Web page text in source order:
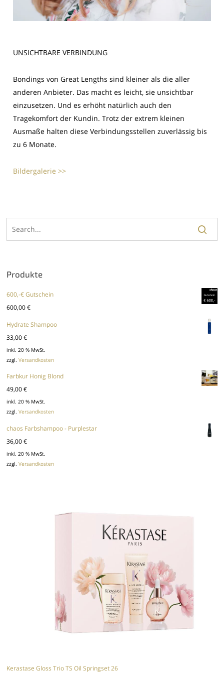
UNSICHTBARE VERBINDUNG
Bondings von Great Lengths sind kleiner als die aller
anderen Anbieter. Das macht es leicht, sie unsichtbar
einzusetzen. Und es erhöht natürlich auch den
Tragekomfort der Kundin. Trotz der extrem kleinen
Ausmaße halten diese Verbindungsstellen zuverlässig bis
zu 6 Monate.
Bildergalerie >>
Produkte
600,-€ Gutschein
600,00€
Hydrate Shampoo
33,00€
inkl. 20 % MwSt.
zzgl.Versandkosten
Farbkur Honig Blond
49,00€
inkl. 20 % MwSt.
zzgl.Versandkosten
chaos Farbshampoo - Purplestar
36,00€
inkl. 20 % MwSt.
zzgl.Versandkosten
Kerastase Gloss Trio TS Oil Springset 26